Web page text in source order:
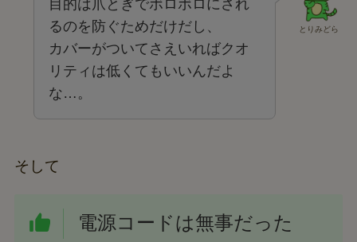
とりみどら
目的は爪とぎでボロボロにされ
るのを防ぐためだけだし、
カバーがついてさえいればクオ
リティは低くてもいいんだよ
な…。
そして
電源コードは無事だった